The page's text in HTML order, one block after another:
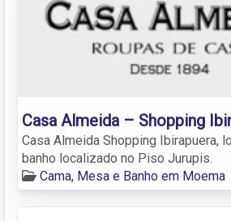
Casa Almeida – Shopping
Casa Almeida Shopping Ibirapuera,
banho localizado no Piso Jurupis.
Cama, Mesa e Banho em Moema